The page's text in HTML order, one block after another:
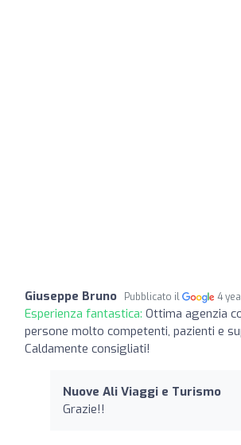
Giuseppe Bruno Pubblicato il 4
Esperienza fantastica: Ottima agenzia
persone molto competenti, pazienti e
Caldamente consigliati!
Nuove Ali Viaggi e Turismo
Grazie!!